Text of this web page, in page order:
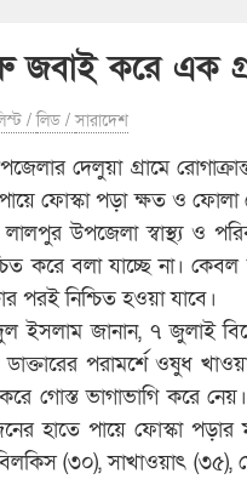
জবাই করে এক
/লিড /সারাদেশ
দেলুয়া গ্রামে
ফোস্কা পড়া ক্ষত ও ফোলা
উপজেলা স্বাস্থ্য ও
করে বলা যাচ্ছে না। কেবল
পরই নিশ্চিত হওয়া যাবে।
ইসলাম জানান, ৭ জুলাই
ডাক্তারের পরামর্শে ওষুধ
গোস্ত ভাগাভাগি করে
হাতে পায়ে ফোস্কা
(৩০), সাখাওয়াৎ (৩৫),